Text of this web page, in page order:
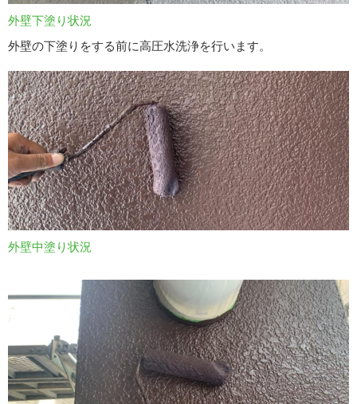
外壁下塗り状況
外壁の下塗りをする前に高圧水洗浄を行います。
外壁中塗り状況